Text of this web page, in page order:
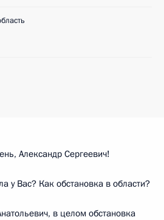
Александр Сергеевич!
у Вас? Как обстановка в области?
в целом обстановка